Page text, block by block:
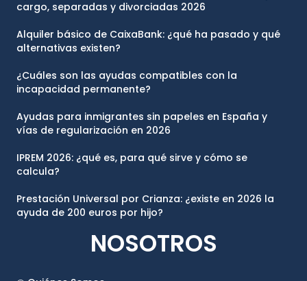
cargo, separadas y divorciadas 2026
Alquiler básico de CaixaBank: ¿qué ha pasado y qué
alternativas existen?
¿Cuáles son las ayudas compatibles con la
incapacidad permanente?
Ayudas para inmigrantes sin papeles en España y
vías de regularización en 2026
IPREM 2026: ¿qué es, para qué sirve y cómo se
calcula?
Prestación Universal por Crianza: ¿existe en 2026 la
ayuda de 200 euros por hijo?
NOSOTROS